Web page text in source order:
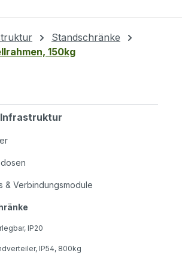
Standschränke
150kg
& Verbindungsmodule
IP20
IP54, 800kg